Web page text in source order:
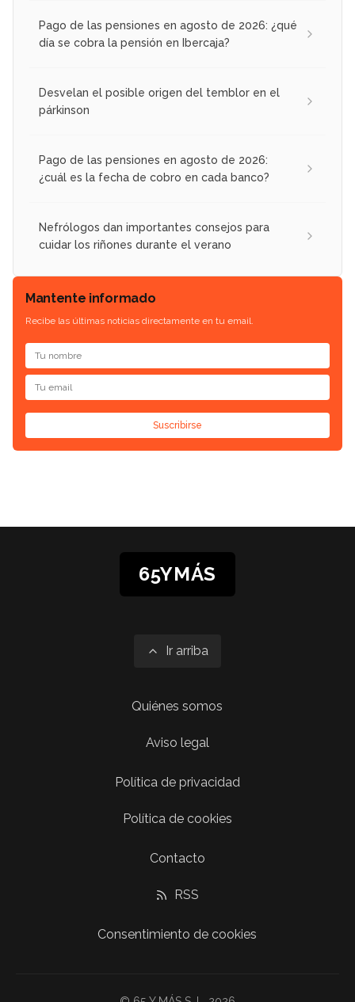
Pago de las pensiones en agosto de 2026: ¿qué
día se cobra la pensión en Ibercaja?
Desvelan el posible origen del temblor en el
párkinson
Pago de las pensiones en agosto de 2026:
¿cuál es la fecha de cobro en cada banco?
Nefrólogos dan importantes consejos para
cuidar los riñones durante el verano
Mantente informado
Recibe las últimas noticias directamente en tu email.
Suscribirse
65YMÁS
Ir arriba
Quiénes somos
Aviso legal
Política de privacidad
Política de cookies
Contacto
RSS
Consentimiento de cookies